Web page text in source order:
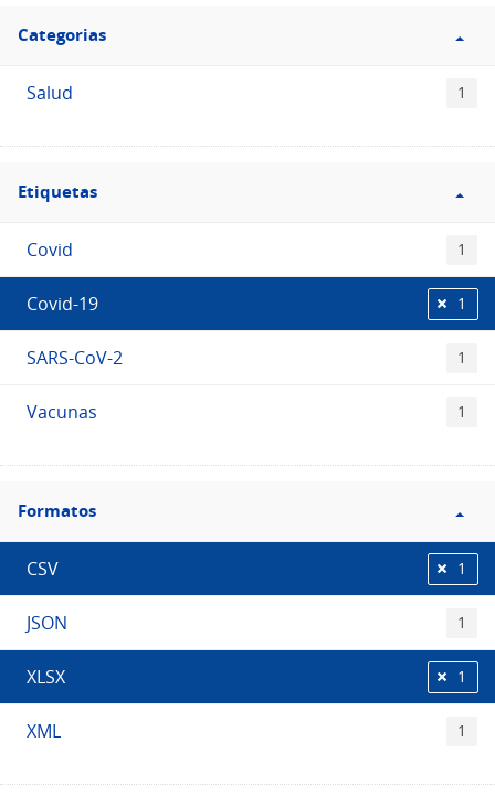
Filtro
Categorias
Categorias
Salud 1
Filtro
Etiquetas
Etiquetas
Covid 1
Covid-19 1
SARS-CoV-2 1
Vacunas 1
Filtro
Formatos
Formatos
CSV 1
JSON 1
XLSX 1
XML 1